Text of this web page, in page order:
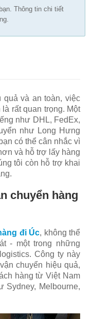
Thông tin chi tiết
và an toàn, việc
rất quan trọng. Một
như DHL, FedEx,
như Long Hưng
có thể cân nhắc vì
và hỗ trợ lấy hàng
tôi còn hỗ trợ khai
chuyển hàng
đi Úc, không thể
- một trong những
Công ty này
chuyển hiệu quả,
hàng từ Việt Nam
Sydney, Melbourne,